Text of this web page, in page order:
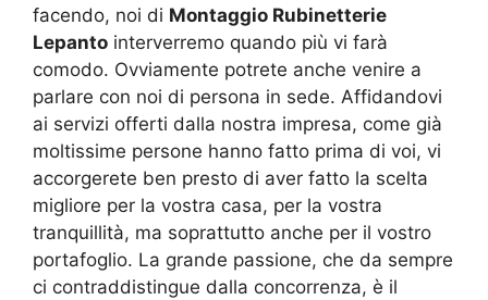
facendo, noi di Montaggio Rubinetterie
Lepanto interverremo quando più vi farà
comodo. Ovviamente potrete anche venire a
parlare con noi di persona in sede. Affidandovi
ai servizi offerti dalla nostra impresa, come già
moltissime persone hanno fatto prima di voi, vi
accorgerete ben presto di aver fatto la scelta
migliore per la vostra casa, per la vostra
tranquillità, ma soprattutto anche per il vostro
portafoglio. La grande passione, che da sempre
ci contraddistingue dalla concorrenza, è il